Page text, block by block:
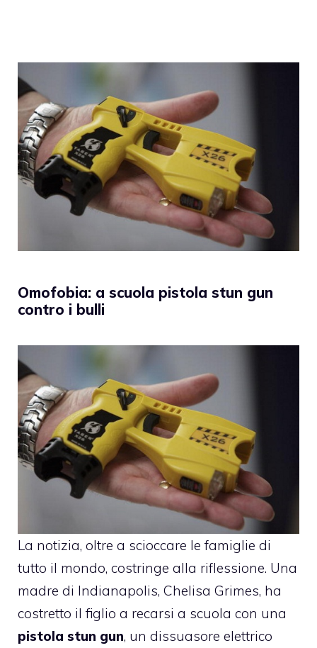
Omofobia: a scuola pistola stun gun
contro i bulli
La notizia, oltre a scioccare le famiglie di
tutto il mondo, costringe alla riflessione. Una
madre di Indianapolis, Chelisa Grimes, ha
costretto il figlio a recarsi a scuola con una
pistola stun gun, un dissuasore elettrico